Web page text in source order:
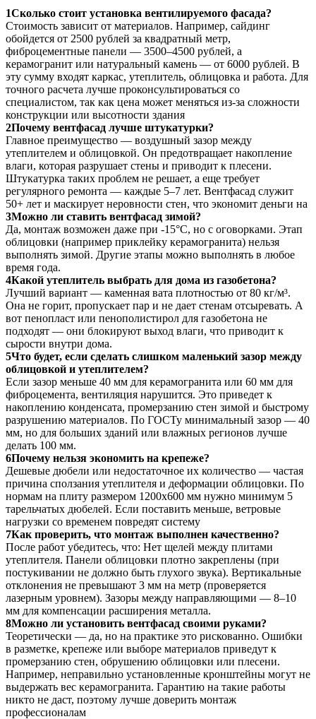
1Сколько стоит установка вентилируемого фасада?
Стоимость зависит от материалов. Например, сайдинг
обойдется от 2500 рублей за квадратный метр,
фиброцементные панели — 3500–4500 рублей, а
керамогранит или натуральный камень — от 6000 рублей. В
эту сумму входят каркас, утеплитель, облицовка и работа. Для
точного расчета лучше проконсультироваться со
специалистом, так как цена может меняться из-за сложности
конструкции или высотности здания
2Почему вентфасад лучше штукатурки?
Главное преимущество — воздушный зазор между
утеплителем и облицовкой. Он предотвращает накопление
влаги, которая разрушает стены и приводит к плесени.
Штукатурка таких проблем не решает, а еще требует
регулярного ремонта — каждые 5–7 лет. Вентфасад служит
50+ лет и маскирует неровности стен, что экономит деньги на
3Можно ли ставить вентфасад зимой?
Да, монтаж возможен даже при -15°C, но с оговорками. Этап
облицовки (например приклейку керамогранита) нельзя
выполнять зимой. Другие этапы можно выполнять в любое
время года.
4Какой утеплитель выбрать для дома из газобетона?
Лучший вариант — каменная вата плотностью от 80 кг/м³.
Она не горит, пропускает пар и не дает стенам отсыревать. А
вот пенопласт или пенополистирол для газобетона не
подходят — они блокируют выход влаги, что приводит к
сырости внутри дома.
5Что будет, если сделать слишком маленький зазор между
облицовкой и утеплителем?
Если зазор меньше 40 мм для керамогранита или 60 мм для
фиброцемента, вентиляция нарушится. Это приведет к
накоплению конденсата, промерзанию стен зимой и быстрому
разрушению материалов. По ГОСТу минимальный зазор — 40
мм, но для больших зданий или влажных регионов лучше
делать 100 мм.
6Почему нельзя экономить на крепеже?
Дешевые дюбели или недостаточное их количество — частая
причина сползания утеплителя и деформации облицовки. По
нормам на плиту размером 1200х600 мм нужно минимум 5
тарельчатых дюбелей. Если поставить меньше, ветровые
нагрузки со временем повредят систему
7Как проверить, что монтаж выполнен качественно?
После работ убедитесь, что: Нет щелей между плитами
утеплителя. Панели облицовки плотно закреплены (при
постукивании не должно быть глухого звука). Вертикальные
отклонения не превышают 3 мм на метр (проверяется
лазерным уровнем). Зазоры между направляющими — 8–10
мм для компенсации расширения металла.
8Можно ли установить вентфасад своими руками?
Теоретически — да, но на практике это рискованно. Ошибки
в разметке, крепеже или выборе материалов приведут к
промерзанию стен, обрушению облицовки или плесени.
Например, неправильно установленные кронштейны могут не
выдержать вес керамогранита. Гарантию на такие работы
никто не даст, поэтому лучше доверить монтаж
профессионалам